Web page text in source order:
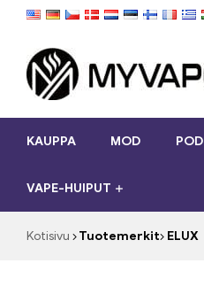
Myvapesite.de
savukkeet
halpaa
verkossa
KAUPPA MOD POD
VAPE-HUIPUT
Kotisivu Tuotemerkit ELUX